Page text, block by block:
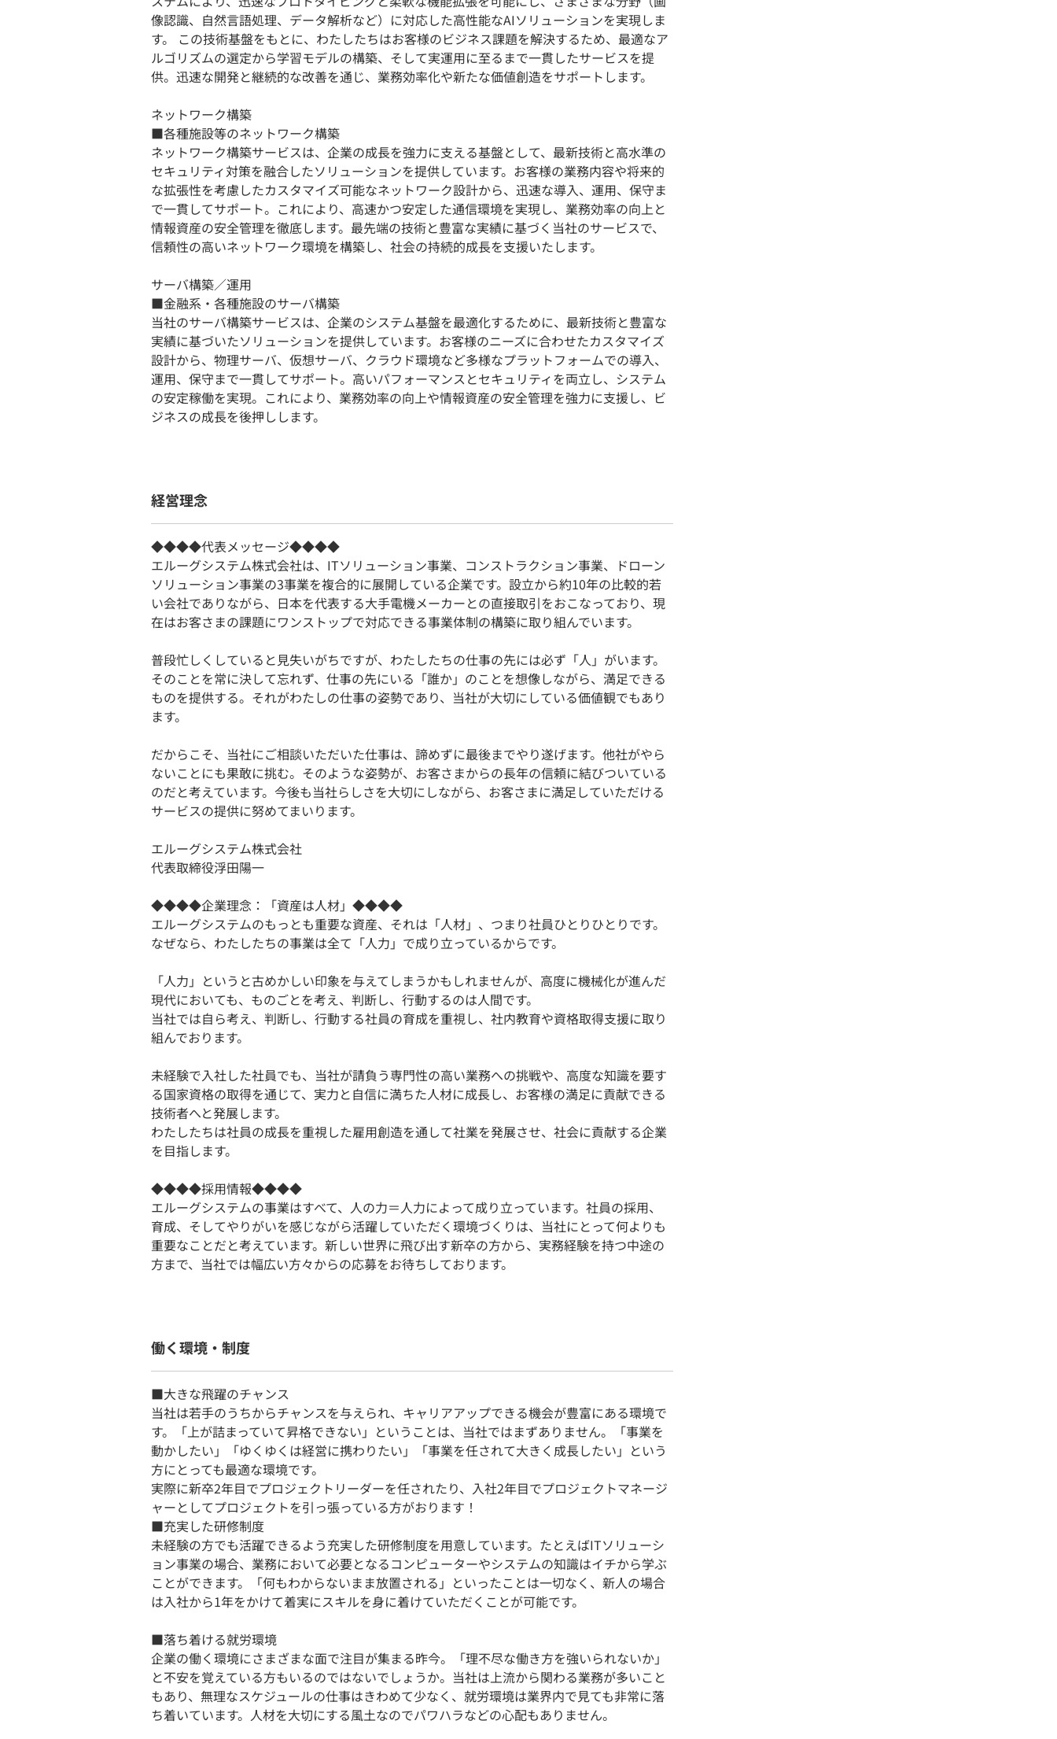
像認識、自然言語処理、データ解析など）に対応した高性能なAIソリューションを実現しま
す。 この技術基盤をもとに、わたしたちはお客様のビジネス課題を解決するため、最適なア
ルゴリズムの選定から学習モデルの構築、そして実運用に至るまで一貫したサービスを提
供。迅速な開発と継続的な改善を通じ、業務効率化や新たな価値創造をサポートします。
ネットワーク構築
■各種施設等のネットワーク構築
ネットワーク構築サービスは、企業の成長を強力に支える基盤として、最新技術と高水準の
セキュリティ対策を融合したソリューションを提供しています。お客様の業務内容や将来的
な拡張性を考慮したカスタマイズ可能なネットワーク設計から、迅速な導入、運用、保守ま
で一貫してサポート。これにより、高速かつ安定した通信環境を実現し、業務効率の向上と
情報資産の安全管理を徹底します。最先端の技術と豊富な実績に基づく当社のサービスで、
信頼性の高いネットワーク環境を構築し、社会の持続的成長を支援いたします。
サーバ構築／運用
■金融系・各種施設のサーバ構築
当社のサーバ構築サービスは、企業のシステム基盤を最適化するために、最新技術と豊富な
実績に基づいたソリューションを提供しています。お客様のニーズに合わせたカスタマイズ
設計から、物理サーバ、仮想サーバ、クラウド環境など多様なプラットフォームでの導入、
運用、保守まで一貫してサポート。高いパフォーマンスとセキュリティを両立し、システム
の安定稼働を実現。これにより、業務効率の向上や情報資産の安全管理を強力に支援し、ビ
ジネスの成長を後押しします。
経営理念
◆◆◆◆代表メッセージ◆◆◆◆
エルーグシステム株式会社は、ITソリューション事業、コンストラクション事業、ドローン
ソリューション事業の3事業を複合的に展開している企業です。設立から約10年の比較的若
い会社でありながら、日本を代表する大手電機メーカーとの直接取引をおこなっており、現
在はお客さまの課題にワンストップで対応できる事業体制の構築に取り組んでいます。
普段忙しくしていると見失いがちですが、わたしたちの仕事の先には必ず「人」がいます。
そのことを常に決して忘れず、仕事の先にいる「誰か」のことを想像しながら、満足できる
ものを提供する。それがわたしの仕事の姿勢であり、当社が大切にしている価値観でもあり
ます。
だからこそ、当社にご相談いただいた仕事は、諦めずに最後までやり遂げます。他社がやら
ないことにも果敢に挑む。そのような姿勢が、お客さまからの長年の信頼に結びついている
のだと考えています。今後も当社らしさを大切にしながら、お客さまに満足していただける
サービスの提供に努めてまいります。
エルーグシステム株式会社
代表取締役浮田陽一
◆◆◆◆企業理念：「資産は人材」◆◆◆◆
エルーグシステムのもっとも重要な資産、それは「人材」、つまり社員ひとりひとりです。
なぜなら、わたしたちの事業は全て「人⼒」で成り⽴っているからです。
「人⼒」というと古めかしい印象を与えてしまうかもしれませんが、⾼度に機械化が進んだ
現代においても、ものごとを考え、判断し、⾏動するのは人間です。
当社では⾃ら考え、判断し、⾏動する社員の育成を重視し、社内教育や資格取得⽀援に取り
組んでおります。
未経験で⼊社した社員でも、当社が請負う専門性の⾼い業務への挑戦や、⾼度な知識を要す
る国家資格の取得を通じて、実⼒と⾃信に満ちた人材に成⻑し、お客様の満足に貢献できる
技術者へと発展します。
わたしたちは社員の成⻑を重視した雇用創造を通して社業を発展させ、社会に貢献する企業
を目指します。
◆◆◆◆採用情報◆◆◆◆
エルーグシステムの事業はすべて、人の力＝人力によって成り立っています。社員の採用、
育成、そしてやりがいを感じながら活躍していただく環境づくりは、当社にとって何よりも
重要なことだと考えています。新しい世界に飛び出す新卒の方から、実務経験を持つ中途の
方まで、当社では幅広い方々からの応募をお待ちしております。
働く環境・制度
■大きな飛躍のチャンス
当社は若手のうちからチャンスを与えられ、キャリアアップできる機会が豊富にある環境で
す。「上が詰まっていて昇格できない」ということは、当社ではまずありません。「事業を
動かしたい」「ゆくゆくは経営に携わりたい」「事業を任されて大きく成長したい」という
方にとっても最適な環境です。
実際に新卒2年目でプロジェクトリーダーを任されたり、入社2年目でプロジェクトマネージ
ャーとしてプロジェクトを引っ張っている方がおります！
■充実した研修制度
未経験の方でも活躍できるよう充実した研修制度を用意しています。たとえばITソリューシ
ョン事業の場合、業務において必要となるコンピューターやシステムの知識はイチから学ぶ
ことができます。「何もわからないまま放置される」といったことは一切なく、新人の場合
は入社から1年をかけて着実にスキルを身に着けていただくことが可能です。
■落ち着ける就労環境
企業の働く環境にさまざまな面で注目が集まる昨今。「理不尽な働き方を強いられないか」
と不安を覚えている方もいるのではないでしょうか。当社は上流から関わる業務が多いこと
もあり、無理なスケジュールの仕事はきわめて少なく、就労環境は業界内で見ても非常に落
ち着いています。人材を大切にする風土なのでパワハラなどの心配もありません。